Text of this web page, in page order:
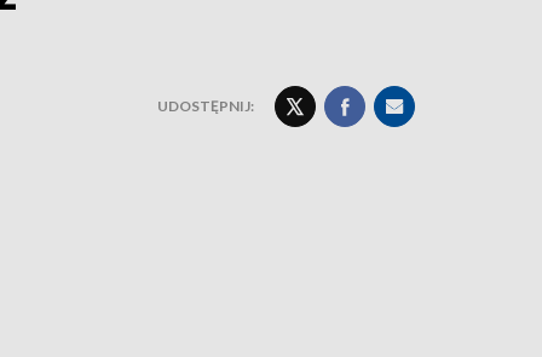
UDOSTĘPNIJ: